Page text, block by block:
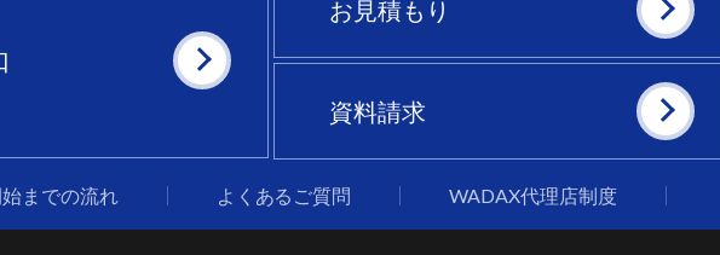
お見積もり
資料請求
までの流れ よくあるご質問 WADAX代理店制度